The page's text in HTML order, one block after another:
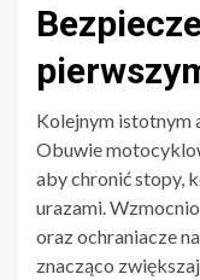
Kolejnym istotnym
Obuwie
aby chronić stopy,
urazami.
oraz ochraniacze
znacząco